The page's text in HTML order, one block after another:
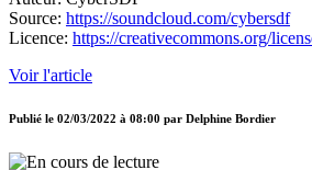
Source: https://soundcloud.com/cybersdf
Licence: https://creativecommons.org/
Voir l'article
Publié le 02/03/2022 à 08:00 par Delphine Bordier